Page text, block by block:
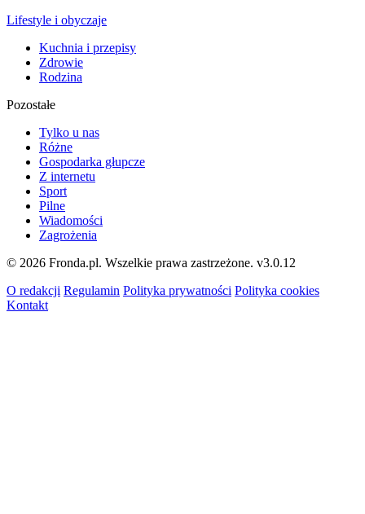
Lifestyle i obyczaje
Kuchnia i przepisy
Zdrowie
Rodzina
Pozostałe
Tylko u nas
Różne
Gospodarka głupcze
Z internetu
Sport
Pilne
Wiadomości
Zagrożenia
© 2026 Fronda.pl. Wszelkie prawa zastrzeżone. v3.0.12
O redakcji Regulamin Polityka prywatności Polityka cookies
Kontakt